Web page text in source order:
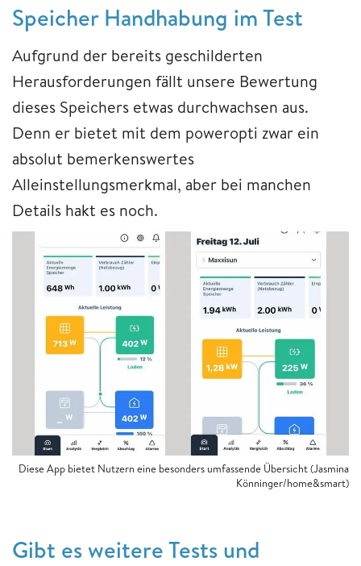
Speicher Handhabung im Test
Aufgrund der bereits geschilderten
Herausforderungen fällt unsere Bewertung
dieses Speichers etwas durchwachsen aus.
Denn er bietet mit dem poweropti zwar ein
absolut bemerkenswertes
Alleinstellungsmerkmal, aber bei manchen
Details hakt es noch.
Diese App bietet Nutzern eine besonders umfassende Übersicht (Jasmina
Könninger/home&smart)
Gibt es weitere Tests und